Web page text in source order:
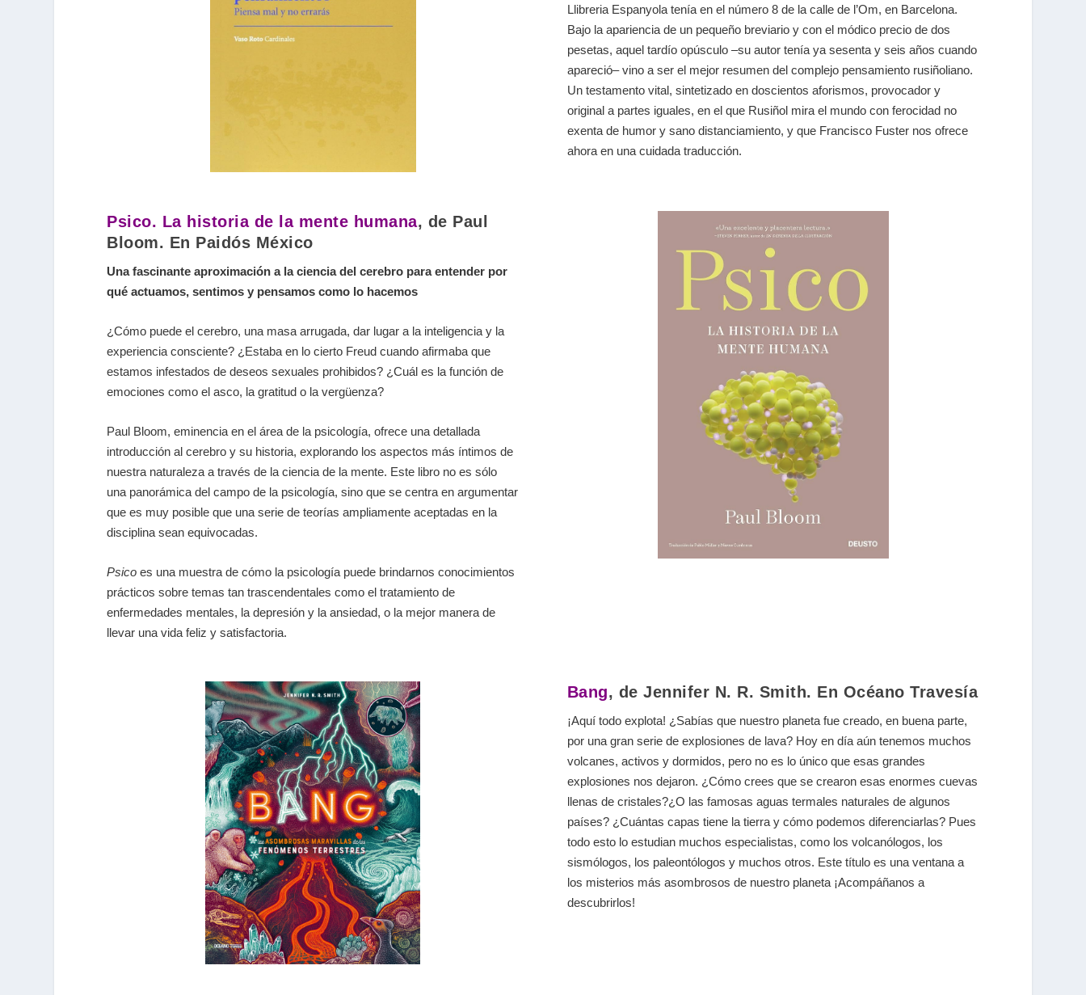
Llibreria Espanyola tenía en el número 8 de la calle de l’Om, en Barcelona.
Bajo la apariencia de un pequeño breviario y con el módico precio de dos
pesetas, aquel tardío opúsculo –su autor tenía ya sesenta y seis años cuando
apareció– vino a ser el mejor resumen del complejo pensamiento rusiñoliano.
Un testamento vital, sintetizado en doscientos aforismos, provocador y
original a partes iguales, en el que Rusiñol mira el mundo con ferocidad no
exenta de humor y sano distanciamiento, y que Francisco Fuster nos ofrece
ahora en una cuidada traducción.
Psico. La historia de la mente humana, de Paul
Bloom. En Paidós México
Una fascinante aproximación a la ciencia del cerebro para entender por
qué actuamos, sentimos y pensamos como lo hacemos
¿Cómo puede el cerebro, una masa arrugada, dar lugar a la inteligencia y la
experiencia consciente? ¿Estaba en lo cierto Freud cuando afirmaba que
estamos infestados de deseos sexuales prohibidos? ¿Cuál es la función de
emociones como el asco, la gratitud o la vergüenza?
Paul Bloom, eminencia en el área de la psicología, ofrece una detallada
introducción al cerebro y su historia, explorando los aspectos más íntimos de
nuestra naturaleza a través de la ciencia de la mente. Este libro no es sólo
una panorámica del campo de la psicología, sino que se centra en argumentar
que es muy posible que una serie de teorías ampliamente aceptadas en la
disciplina sean equivocadas.
Psico es una muestra de cómo la psicología puede brindarnos conocimientos
prácticos sobre temas tan trascendentales como el tratamiento de
enfermedades mentales, la depresión y la ansiedad, o la mejor manera de
llevar una vida feliz y satisfactoria.
Bang, de Jennifer N. R. Smith. En Océano Travesía
¡Aquí todo explota! ¿Sabías que nuestro planeta fue creado, en buena parte,
por una gran serie de explosiones de lava? Hoy en día aún tenemos muchos
volcanes, activos y dormidos, pero no es lo único que esas grandes
explosiones nos dejaron. ¿Cómo crees que se crearon esas enormes cuevas
llenas de cristales?¿O las famosas aguas termales naturales de algunos
países? ¿Cuántas capas tiene la tierra y cómo podemos diferenciarlas? Pues
todo esto lo estudian muchos especialistas, como los volcanólogos, los
sismólogos, los paleontólogos y muchos otros. Este título es una ventana a
los misterios más asombrosos de nuestro planeta ¡Acompáñanos a
descubrirlos!